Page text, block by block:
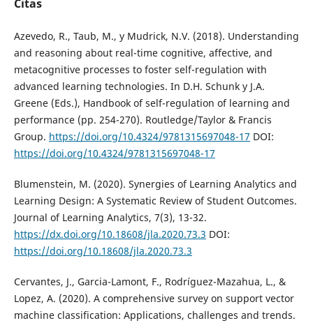
Citas
Azevedo, R., Taub, M., y Mudrick, N.V. (2018). Understanding
and reasoning about real-time cognitive, affective, and
metacognitive processes to foster self-regulation with
advanced learning technologies. In D.H. Schunk y J.A.
Greene (Eds.), Handbook of self-regulation of learning and
performance (pp. 254-270). Routledge/Taylor & Francis
Group. https://doi.org/10.4324/9781315697048-17 DOI:
https://doi.org/10.4324/9781315697048-17
Blumenstein, M. (2020). Synergies of Learning Analytics and
Learning Design: A Systematic Review of Student Outcomes.
Journal of Learning Analytics, 7(3), 13-32.
https://dx.doi.org/10.18608/jla.2020.73.3 DOI:
https://doi.org/10.18608/jla.2020.73.3
Cervantes, J., Garcia-Lamont, F., Rodríguez-Mazahua, L., &
Lopez, A. (2020). A comprehensive survey on support vector
machine classification: Applications, challenges and trends.